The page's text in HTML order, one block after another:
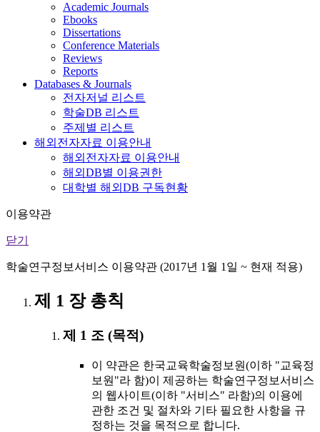
Academic Journals
Ebooks
Dissertations
Conference Materials
Reviews
Reports
Databases & Journals
전자저널 리스트
학술DB 리스트
주제별 리스트
해외전자자료 이용안내
해외전자자료 이용안내
해외DB별 이용권한
대학별 해외DB 구독현황
이용약관
닫기
학술연구정보서비스 이용약관 (2017년 1월 1일 ~ 현재 적용)
제 1 장 총칙
제 1 조 (목적)
이 약관은 한국교육학술정보원(이하 "교육정
보원"라 함)이 제공하는 학술연구정보서비스
의 웹사이트(이하 "서비스" 라함)의 이용에
관한 조건 및 절차와 기타 필요한 사항을 규
정하는 것을 목적으로 합니다.